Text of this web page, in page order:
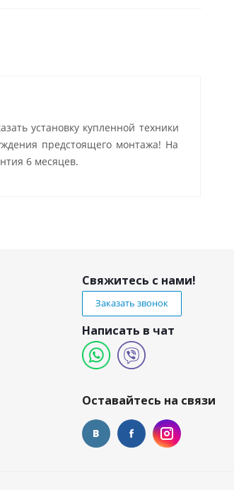
установку купленной техники
предстоящего монтажа! На
6 месяцев.
Свяжитесь с нами!
Заказать звонок
Написать в чат
Оставайтесь на связи